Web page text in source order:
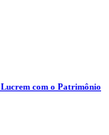
com o Patrimônio